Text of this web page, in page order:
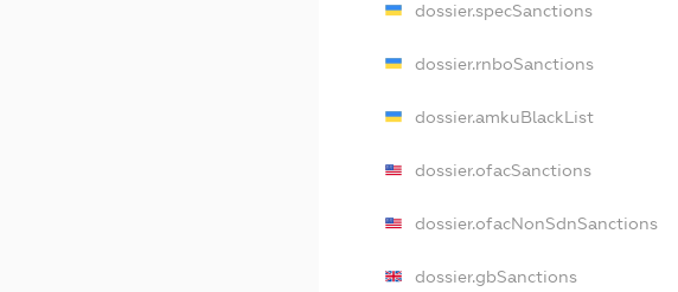
dossier.specSanctions
dossier.rnboSanctions
dossier.amkuBlackList
dossier.ofacSanctions
dossier.ofacNonSdnSanctions
dossier.gbSanctions